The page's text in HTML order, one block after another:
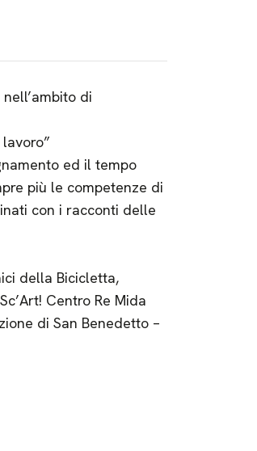
di
ed il tempo
più le competenze di
con i racconti delle
della Bicicletta,
Centro Re Mida
di San Benedetto –